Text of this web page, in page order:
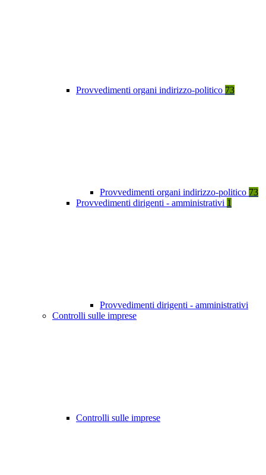
Provvedimenti organi indirizzo-politico 73
Provvedimenti organi indirizzo-politico 73
Provvedimenti dirigenti - amministrativi 1
Provvedimenti dirigenti - amministrativi
Controlli sulle imprese
Controlli sulle imprese